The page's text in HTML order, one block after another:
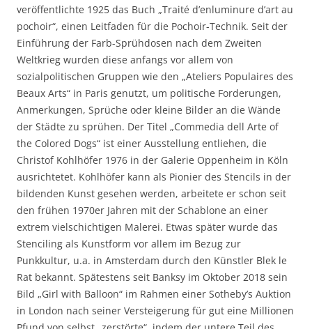
veröffentlichte 1925 das Buch „Traité d’enluminure d’art au
pochoir“, einen Leitfaden für die Pochoir-Technik. Seit der
Einführung der Farb-Sprühdosen nach dem Zweiten
Weltkrieg wurden diese anfangs vor allem von
sozialpolitischen Gruppen wie den „Ateliers Populaires des
Beaux Arts“ in Paris genutzt, um politische Forderungen,
Anmerkungen, Sprüche oder kleine Bilder an die Wände
der Städte zu sprühen. Der Titel „Commedia dell Arte of
the Colored Dogs“ ist einer Ausstellung entliehen, die
Christof Kohlhöfer 1976 in der Galerie Oppenheim in Köln
ausrichtetet. Kohlhöfer kann als Pionier des Stencils in der
bildenden Kunst gesehen werden, arbeitete er schon seit
den frühen 1970er Jahren mit der Schablone an einer
extrem vielschichtigen Malerei. Etwas später wurde das
Stenciling als Kunstform vor allem im Bezug zur
Punkkultur, u.a. in Amsterdam durch den Künstler Blek le
Rat bekannt. Spätestens seit Banksy im Oktober 2018 sein
Bild „Girl with Balloon“ im Rahmen einer Sotheby’s Auktion
in London nach seiner Versteigerung für gut eine Millionen